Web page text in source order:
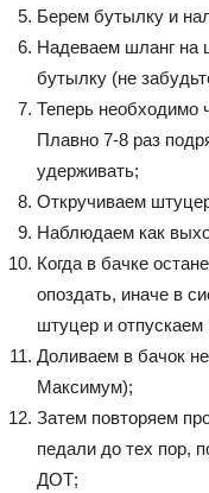
Берем бутылку и
Надеваем шланг на
бутылку (не
Теперь необходимо
Плавно 7-8 раз
удерживать;
Откручиваем
Наблюдаем как
Когда в бачке
опоздать, иначе в
штуцер и отпускаем
Доливаем в бачок
Максимум);
Затем повторяем
педали до тех пор,
ДОТ;